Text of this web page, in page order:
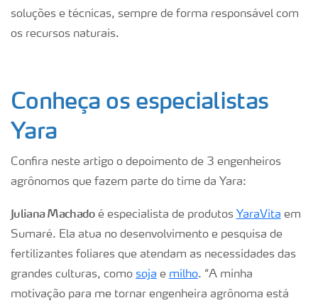
soluções e técnicas, sempre de forma responsável com
os recursos naturais.
Conheça os especialistas
Yara
Confira neste artigo o depoimento de 3 engenheiros
agrônomos que fazem parte do time da Yara:
Juliana Machadoé especialista de produtos YaraVita em
Sumaré. Ela atua no desenvolvimento e pesquisa de
fertilizantes foliares que atendam as necessidades das
grandes culturas, como soja e milho. “A minha
motivação para me tornar engenheira agrônoma está